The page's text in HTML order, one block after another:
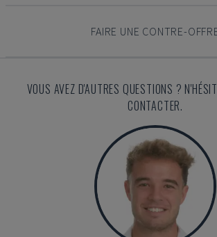
FAIRE UNE CONTRE-
VOUS AVEZ D'AUTRES QUESTIONS ?
CONTACTER.